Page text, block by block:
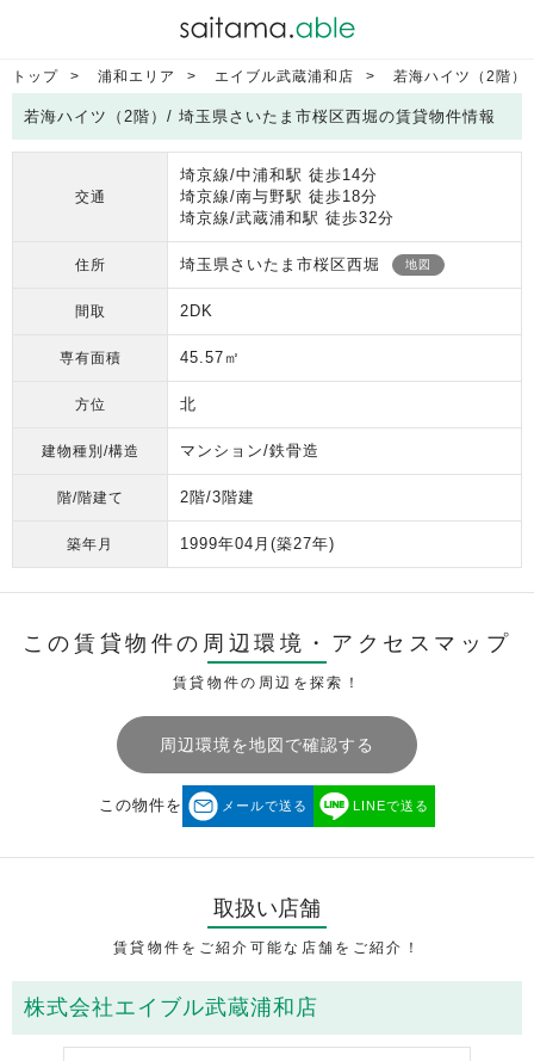
トップ 浦和エリア エイブル武蔵浦和店 若海ハイツ（2階）
若海ハイツ（2階）/ 埼玉県さいたま市桜区西堀の賃貸物件情報
交通
埼京線/中浦和駅 徒歩14分
埼京線/南与野駅 徒歩18分
埼京線/武蔵浦和駅 徒歩32分
住所 埼玉県さいたま市桜区西堀 地図
間取 2DK
専有面積 45.57㎡
方位 北
建物種別/構造 マンション/鉄骨造
階/階建て 2階/3階建
築年月 1999年04月 (築27年)
この賃貸物件の周辺環境・ アクセスマップ
賃貸物件の周辺を探索！
周辺環境を地図で確認する
この物件を メールで送る LINEで送る
取扱い店舗
賃貸物件をご紹介可能な店舗をご紹介！
株式会社エイブル武蔵浦和店